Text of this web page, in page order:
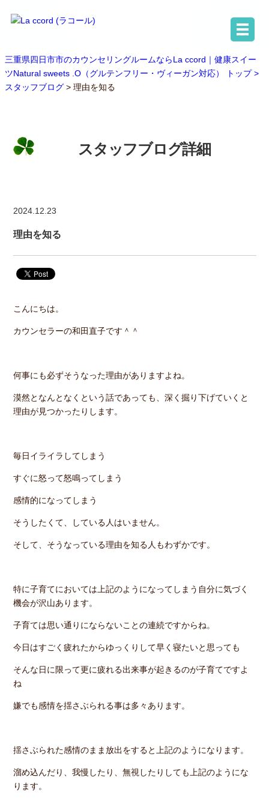
三重県四日市市のカウンセリングルームならLa ccord｜健康スイー
ツNatural sweets .O（グルテンフリー・ヴィーガン対応） トップ >
スタッフブログ > 理由を知る
スタッフブログ詳細
2024.12.23
理由を知る
こんにちは。
カウンセラーの和田直子です＾＾
何事にも必ずそうなった理由がありますよね。
漠然となんとなくという話であっても、深く掘り下げていくと
理由が見つかったりします。
毎日イライラしてしまう
すぐに怒って怒鳴ってしまう
感情的になってしまう
そうしたくて、している人はいません。
そして、そうなっている理由を知る人もわずかです。
特に子育てにおいては上記のようになってしまう自分に気づく
機会が沢山あります。
子育ては思い通りにならないことの連続ですからね。
今日はすごく疲れたからゆっくりして早く寝たいと思っても
そんな日に限って更に疲れる出来事が起きるのが子育てですよ
ね
嫌でも感情を揺さぶられる事は多々あります。
揺さぶられた感情のまま放出をすると上記のようになります。
溜め込んだり、我慢したり、無視したりしても上記のようにな
ります。